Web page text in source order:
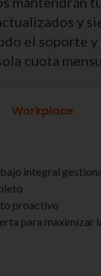
y
el soporte y
cuota
Workplace
integral
proactivo
para maximizar